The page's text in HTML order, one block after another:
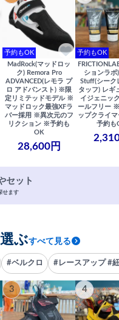
予約もOK
MadRock(マッドロッ
ク) Remora Pro
ADVANCED(レモラ プ
ロ アドバンスト) ※限
定リミテッドモデル ※
マッドロック最強XFラ
バー採用 ※異次元のフ
リクション ※予約も
OK
28,600円
予約もOK
ションラボ
Stuff(シーク
タッフ) レギ
イジェニッ
ールフリー
ップクライ
予約も
セット
せます
ぶすべて見る
#ベルクロ #レースアップ #
3 4